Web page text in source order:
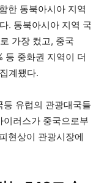
한 동북아시아 지역
. 동북아시아 지역 국
가장 컸고, 중국
등 중화권 지역이 더
계됐다.
유럽의 관광대국들
러스가 중국으로부
현상이 관광시장에